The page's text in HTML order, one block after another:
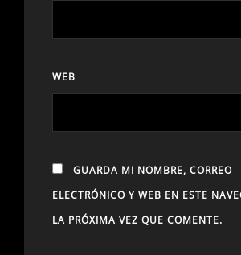
WEB
GUARDA MI NOMBRE, CORREO
ELECTRÓNICO Y WEB EN ESTE
LA PRÓXIMA VEZ QUE COMENTE.